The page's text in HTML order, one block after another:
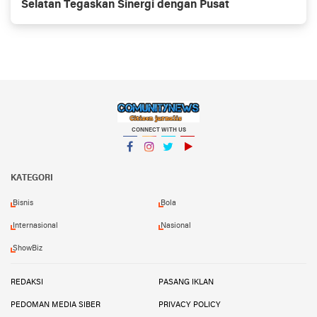
Selatan Tegaskan Sinergi dengan Pusat
CONNECT WITH US
KATEGORI
Bisnis Bola
Internasional Nasional
ShowBiz
REDAKSI PASANG IKLAN
PEDOMAN MEDIA SIBER PRIVACY POLICY